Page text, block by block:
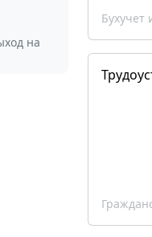
на
Бухучет